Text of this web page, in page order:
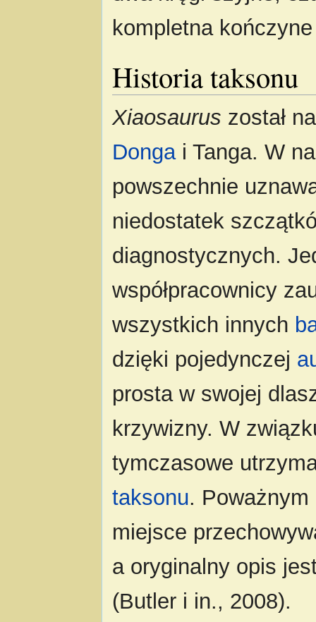
kompletna
Historia taksonu
Xiaosaurus został
Dongai Tanga. W
powszechnie
niedostatek
diagnostycznych.
współpracownicy
wszystkich innych
dzięki pojedynczej
prosta w swojej
krzywizny. W
tymczasowe
taksonu.
miejsce
a oryginalny opis
(Butler i in., 2008).